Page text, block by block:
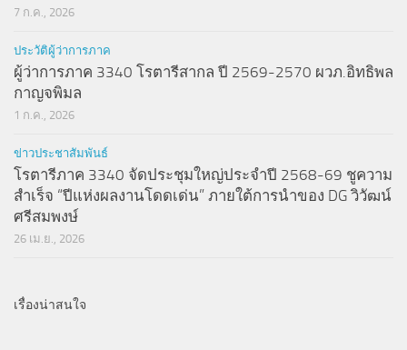
7 ก.ค., 2026
ประวัติผู้ว่าการภาค
ผู้ว่าการภาค 3340 โรตารีสากล ปี 2569-2570 ผวภ.อิทธิพล
กาญจพิมล
1 ก.ค., 2026
ข่าวประชาสัมพันธ์
โรตารีภาค 3340 จัดประชุมใหญ่ประจำปี 2568-69 ชูความ
สำเร็จ “ปีแห่งผลงานโดดเด่น” ภายใต้การนำของ DG วิวัฒน์
ศรีสมพงษ์
26 เม.ย., 2026
เรื่องน่าสนใจ